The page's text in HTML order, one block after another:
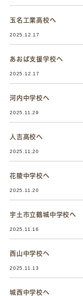
玉名工業高校へ
2025.12.17
あおば支援学校へ
2025.12.17
河内中学校へ
2025.11.29
人吉高校へ
2025.11.20
花陵中学校へ
2025.11.20
宇土市立鶴城中学校へ
2025.11.16
西山中学校へ
2025.11.13
城西中学校へ